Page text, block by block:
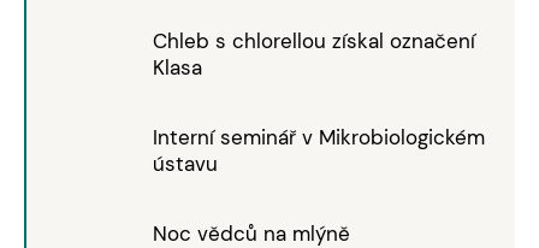
Chleb s chlorellou získal označení
Klasa
Interní seminář v Mikrobiologickém
ústavu
Noc vědců na mlýně